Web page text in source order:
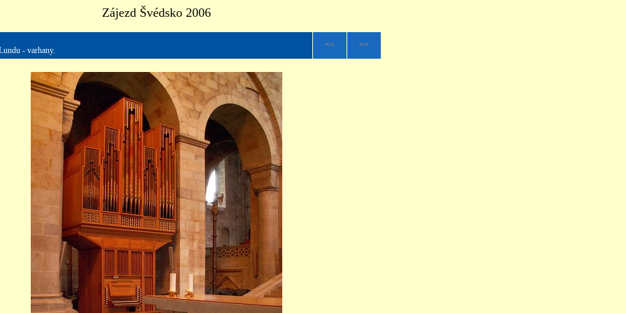
Zájezd Švédsko 2006
- varhany.
<< >>